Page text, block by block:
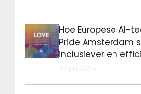
Hoe Europese AI-
Pride Amsterdam
inclusiever en